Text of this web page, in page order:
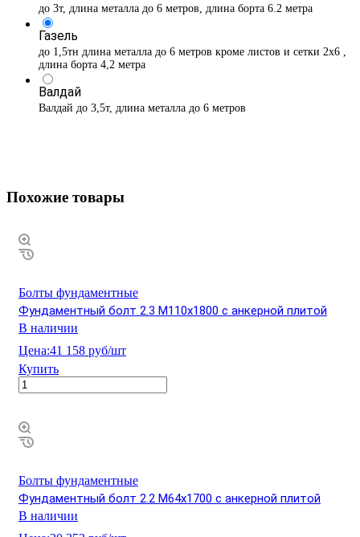
до 3т, длина металла до 6 метров, длина борта 6.2 метра
Газель
до 1,5тн длина металла до 6 метров кроме листов и сетки 2х6 ,
длина борта 4,2 метра
Валдай
Валдай до 3,5т, длина металла до 6 метров
Похожие товары
Болты фундаментные
Фундаментный болт 2.3 М110х1800 с анкерной плитой
В наличии
Цена:41 158 руб/шт
Купить
Болты фундаментные
Фундаментный болт 2.2 М64х1700 с анкерной плитой
В наличии